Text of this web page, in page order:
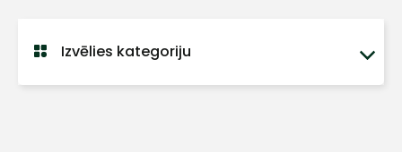
Izvēlies kategoriju